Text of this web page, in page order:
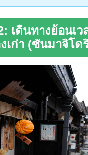
เดินทางย้อนเว
เก่า (ซันมาจิโด